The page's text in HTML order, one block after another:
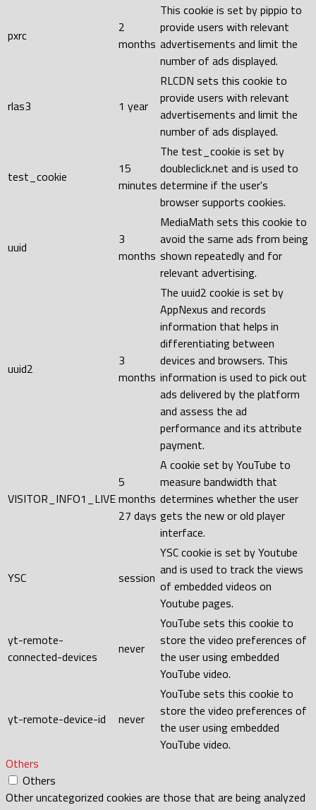
pxrc
2
months
This cookie is set by pippio to
provide users with relevant
advertisements and limit the
number of ads displayed.
rlas3 1 year
RLCDN sets this cookie to
provide users with relevant
advertisements and limit the
number of ads displayed.
test_cookie
15
minutes
The test_cookie is set by
doubleclick.net and is used to
determine if the user's
browser supports cookies.
uuid
3
months
MediaMath sets this cookie to
avoid the same ads from being
shown repeatedly and for
relevant advertising.
uuid2
3
months
The uuid2 cookie is set by
AppNexus and records
information that helps in
differentiating between
devices and browsers. This
information is used to pick out
ads delivered by the platform
and assess the ad
performance and its attribute
payment.
VISITOR_INFO1_LIVE
5
months
27 days
A cookie set by YouTube to
measure bandwidth that
determines whether the user
gets the new or old player
interface.
YSC session
YSC cookie is set by Youtube
and is used to track the views
of embedded videos on
Youtube pages.
yt-remote-
connected-devices
never
YouTube sets this cookie to
store the video preferences of
the user using embedded
YouTube video.
yt-remote-device-id never
YouTube sets this cookie to
store the video preferences of
the user using embedded
YouTube video.
Others
Others
Other uncategorized cookies are those that are being analyzed